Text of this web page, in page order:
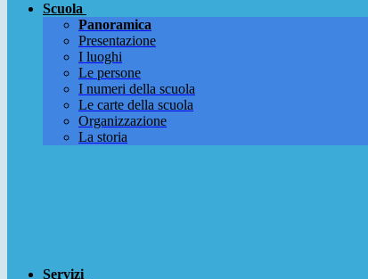
Scuola
Panoramica
Presentazione
I luoghi
Le persone
I numeri della scuola
Le carte della scuola
Organizzazione
La storia
Servizi